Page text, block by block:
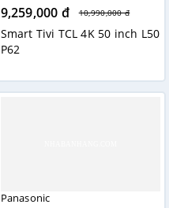
9,259,000 đ 10,990,000 đ
Smart Tivi TCL 4K 50 inch L50
P62
Panasonic